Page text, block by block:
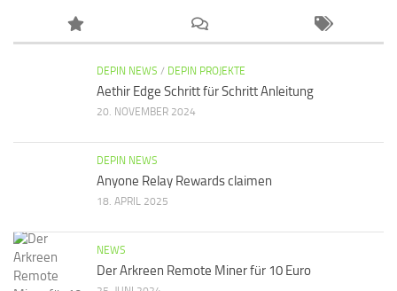
DEPIN NEWS / DEPIN PROJEKTE
Aethir Edge Schritt für Schritt Anleitung
20. NOVEMBER 2024
DEPIN NEWS
Anyone Relay Rewards claimen
18. APRIL 2025
NEWS
Der Arkreen Remote Miner für 10 Euro